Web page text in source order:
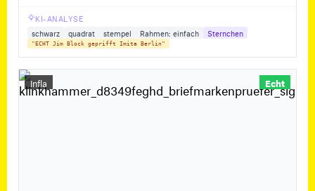
KI-ANALYSE
schwarz
quadrat stempel Rahmen: einfach Sternchen
"ECHT Jim Block geprifft Imita Berlin"
Infla Echt